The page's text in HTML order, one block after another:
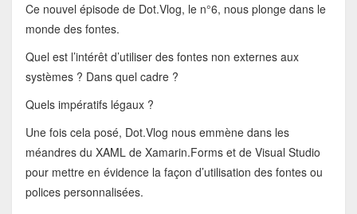
Ce nouvel épisode de Dot.Vlog, le n°6, nous plonge dans le
monde des fontes.
Quel est l’intérêt d’utiliser des fontes non externes aux
systèmes ? Dans quel cadre ?
Quels impératifs légaux ?
Une fois cela posé, Dot.Vlog nous emmène dans les
méandres du XAML de Xamarin.Forms et de Visual Studio
pour mettre en évidence la façon d’utilisation des fontes ou
polices personnalisées.